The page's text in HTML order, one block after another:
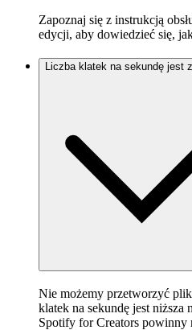
Zapoznaj się z instrukcją
edycji, aby dowiedzieć się,
Liczba klatek na sekundę jest
Nie możemy przetworzyć
klatek na sekundę jest niższa
Spotify for Creators powinny